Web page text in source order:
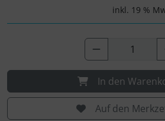
inkl. 19 %
In den
Auf den